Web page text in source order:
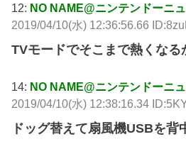
12: NO NAME@ニンテンドーニ
2019/04/10(水) 12:36:56.66
TVモードでそこまで熱くなる
14: NO NAME@ニンテンドーニ
2019/04/10(水) 12:38:16.34
ドッグ替えて扇風機USBを背